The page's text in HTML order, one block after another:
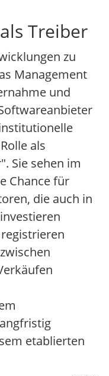
Treiber
zu
Management
und
als
Sie sehen im
Chance für
die auch in
etablierten